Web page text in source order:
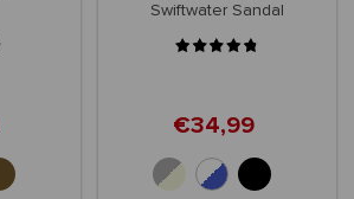
Swiftwater Sandal
€34,99